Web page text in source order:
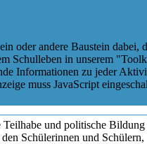
oder andere Baustein dabei,
Schulleben in unserem
Informationen zu jeder
muss JavaScript
und politische Bildung
Schülerinnen und Schülern,